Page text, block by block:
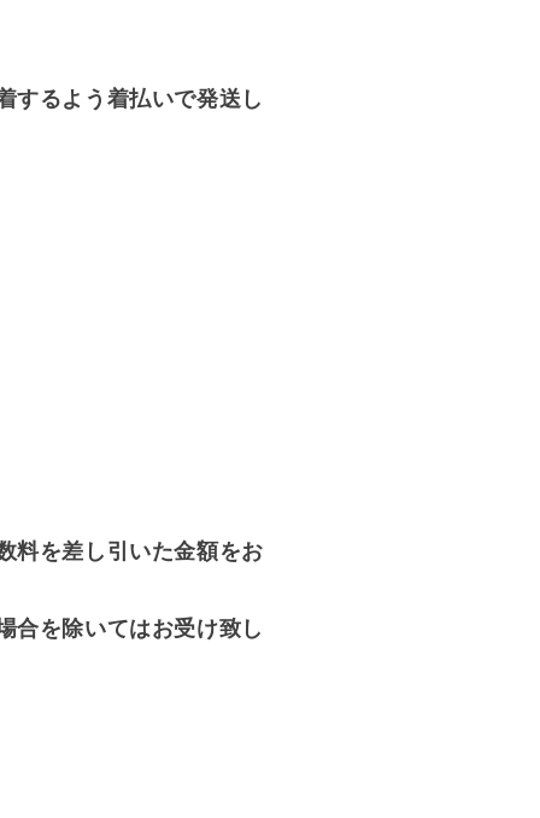
するよう着払いで発送し
料を差し引いた金額をお
合を除いてはお受け致し